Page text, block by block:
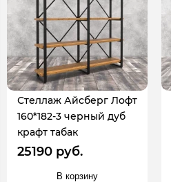
Стеллаж Айсберг Лофт
160*182-3 черный дуб
крафт табак
25190 руб.
В корзину